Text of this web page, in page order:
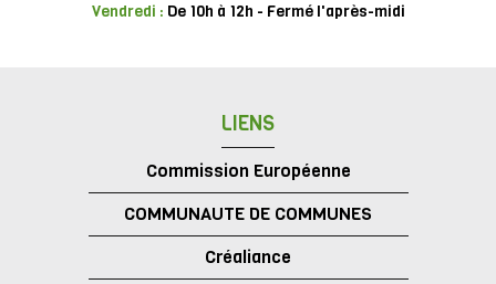
Vendredi : De 10h à 12h - Fermé l'après-midi
LIENS
Commission Européenne
COMMUNAUTE DE COMMUNES
Créaliance